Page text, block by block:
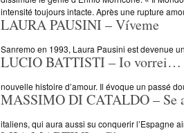
intensité toujours intacte. Après une rupture
LAURA PAUSINI – Víveme
Sanremo en 1993, Laura Pausini est devenue
LUCIO BATTISTI – Io
nouvelle histoire d’amour. Il évoque un passé
MASSIMO DI CATALDO – Se
italiens, qui aura aussi su conquerir l’Espagne